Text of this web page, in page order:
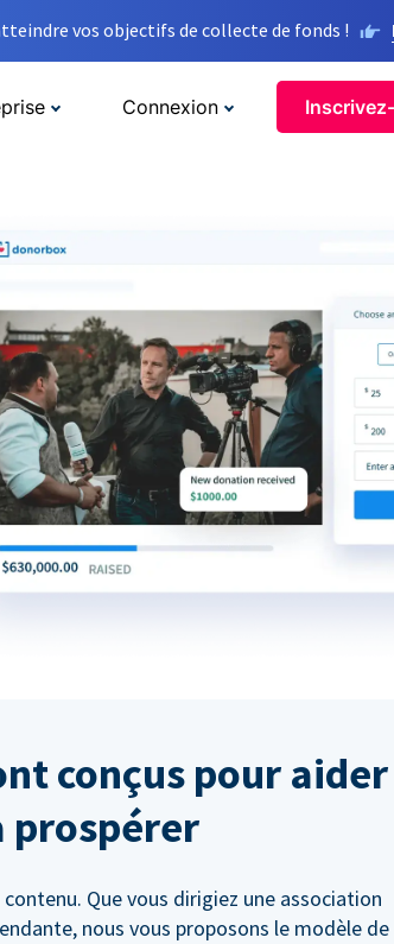
vos objectifs de collecte de fonds !
Connexion
conçus pour aider
prospérer
Que vous dirigiez une association
nous vous proposons le modèle de